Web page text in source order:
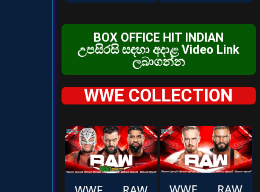
BOX OFFICE HIT INDIAN
උපසිරසි සඳහා අදාළ Video Link
ලබාගන්න
WWE COLLECTION